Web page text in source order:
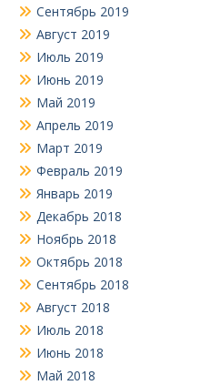
Сентябрь 2019
Август 2019
Июль 2019
Июнь 2019
Май 2019
Апрель 2019
Март 2019
Февраль 2019
Январь 2019
Декабрь 2018
Ноябрь 2018
Октябрь 2018
Сентябрь 2018
Август 2018
Июль 2018
Июнь 2018
Май 2018